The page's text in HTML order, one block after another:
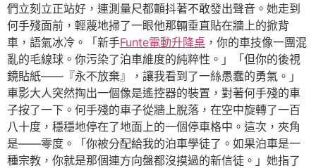
們立刻立正站好，連測量尺都顫抖著不敢發出聲音。她走到
何手殘面前，輕蔑地掃了一眼他那輛垂直貼在牆上的掀背
車，語氣冰冷。「新手Funte電動升降桌 ，你的車技像一團混
亂的毛線球。你污染了泊車維度的純粹性。」「但你的後視
鏡貼紙——『永不放棄』，讓我看到了一絲愚蠢的勇氣。」
車影大人突然掏出一個像是遙控器的裝置，對著何手殘的車
子按了一下。何手殘的車子從牆上脫落，在空中旋轉了一百
八十度，穩穩地停在了地面上的一個停車格中。這次，夾角
是——零度。「你被分配給我的泊車學徒了。如果泊車是一
種宗教，你就是那個連方向盤都沒摸過的新信徒。」她指了